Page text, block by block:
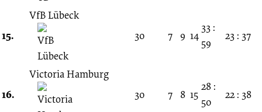
15.
VfB Lübeck
30
7 9 14
33 :
59
23 : 37
16.
Victoria Hamburg
30
7 8 15
28 :
50
22 : 38